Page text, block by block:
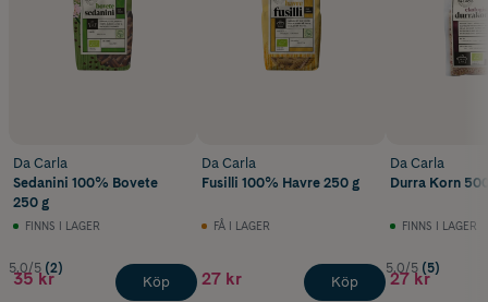
Da Carla
Sedanini 100% Bovete
250 g
FINNS I LAGER
5.0/5 (2)
35 kr Köp
Da Carla
Fusilli 100% Havre 250 g
FÅ I LAGER
27 kr Köp
Da Carla
Durra Korn
FINNS I LAGER
5.0/5 (5)
27 kr